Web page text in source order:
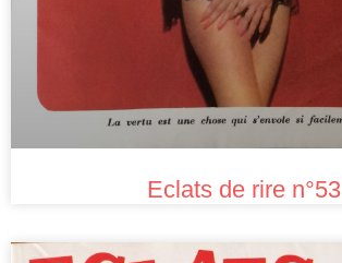
Eclats de rire n°53